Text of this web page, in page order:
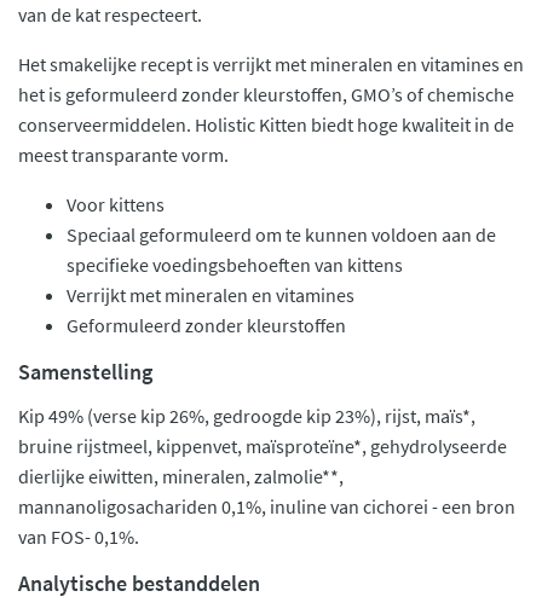
van de kat respecteert.
Het smakelijke recept is verrijkt met mineralen en vitamines en
het is geformuleerd zonder kleurstoffen, GMO’s of chemische
conserveermiddelen. Holistic Kitten biedt hoge kwaliteit in de
meest transparante vorm.
Voor kittens
Speciaal geformuleerd om te kunnen voldoen aan de
specifieke voedingsbehoeften van kittens
Verrijkt met mineralen en vitamines
Geformuleerd zonder kleurstoffen
Samenstelling
Kip 49% (verse kip 26%, gedroogde kip 23%), rijst, maïs*,
bruine rijstmeel, kippenvet, maïsproteïne*, gehydrolyseerde
dierlijke eiwitten, mineralen, zalmolie**,
mannanoligosachariden 0,1%, inuline van cichorei - een bron
van FOS- 0,1%.
Analytische bestanddelen